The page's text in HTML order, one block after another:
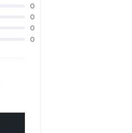
0
0
0
0